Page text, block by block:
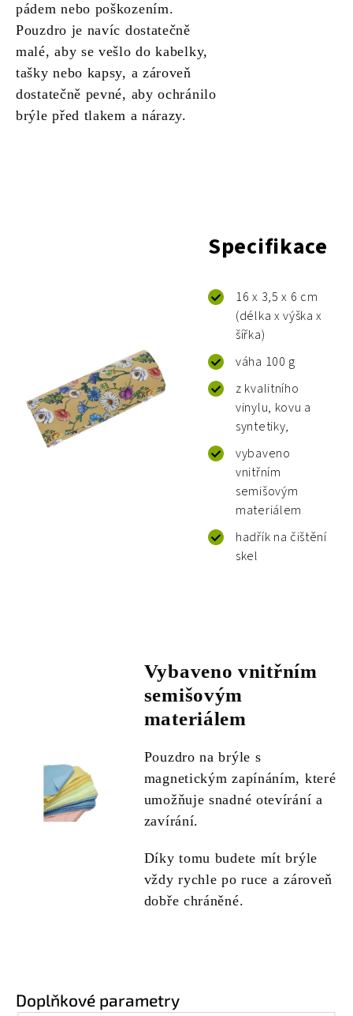
pádem nebo poškozením.
Pouzdro je navíc dostatečně
malé, aby se vešlo do kabelky,
tašky nebo kapsy, a zároveň
dostatečně pevné, aby ochránilo
brýle před tlakem a nárazy.
Specifikace
16 x 3,5 x 6 cm
(délka x výška x
šířka)
váha 100 g
z kvalitního
vinylu, kovu a
syntetiky,
vybaveno
vnitřním
semišovým
materiálem
hadřík na čištění
skel
Vybaveno vnitřním
semišovým
materiálem
Pouzdro na brýle s
magnetickým zapínáním, které
umožňuje snadné otevírání a
zavírání.
Díky tomu budete mít brýle
vždy rychle po ruce a zároveň
dobře chráněné.
Doplňkové parametry